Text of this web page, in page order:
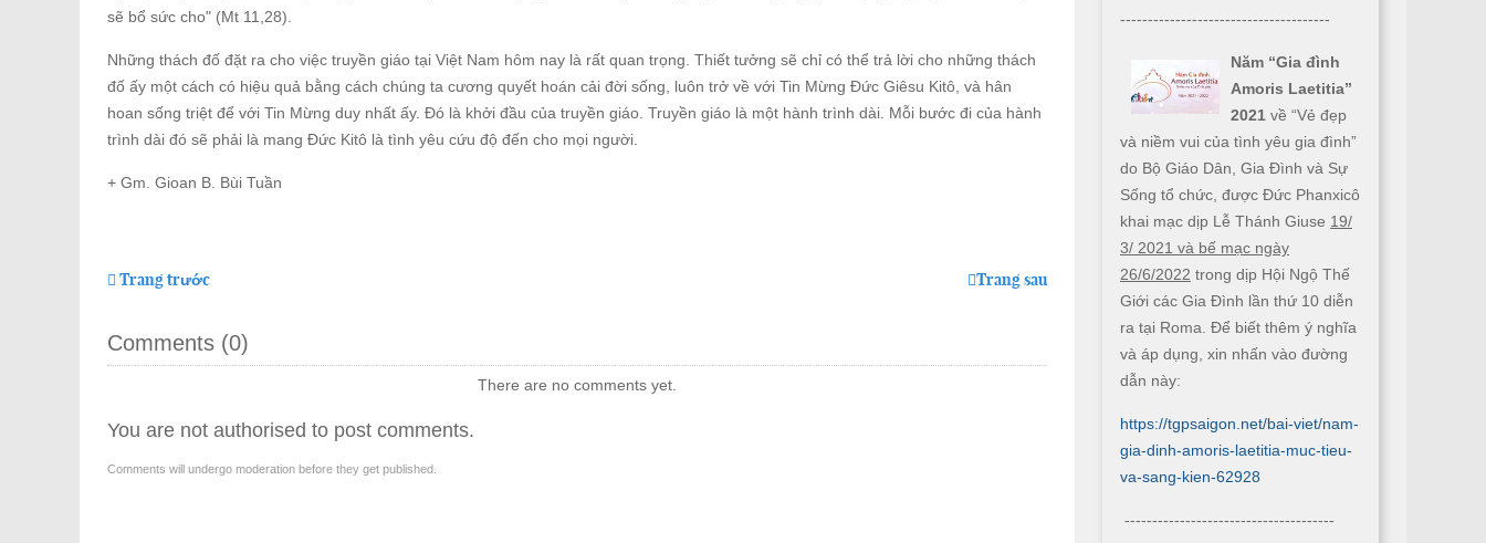
sẽ bổ sức cho" (Mt 11,28).
Những thách đố đặt ra cho việc truyền giáo tại Việt Nam hôm nay là rất quan trọng. Thiết tưởng sẽ chỉ có thể trả lời cho những thách
đố ấy một cách có hiệu quả bằng cách chúng ta cương quyết hoán cải đời sống, luôn trở về với Tin Mừng Đức Giêsu Kitô, và hân
hoan sống triệt để với Tin Mừng duy nhất ấy. Đó là khởi đầu của truyền giáo. Truyền giáo là một hành trình dài. Mỗi bước đi của hành
trình dài đó sẽ phải là mang Đức Kitô là tình yêu cứu độ đến cho mọi người.
+ Gm. Gioan B. Bùi Tuần
Trang trước Trang sau
Comments (0)
There are no comments yet.
You are not authorised to post comments.
Comments will undergo moderation before they get published.
--------------------------------------
Năm “Gia đình
Amoris Laetitia”
2021 về “Vẻ đẹp
và niềm vui của tình yêu gia đình”
do Bộ Giáo Dân, Gia Đình và Sự
Sống tổ chức, được Đức Phanxicô
khai mạc dịp Lễ Thánh Giuse 19/
3/ 2021 và bế mạc ngày
26/6/2022 trong dịp Hội Ngộ Thế
Giới các Gia Đình lần thứ 10 diễn
ra tại Roma. Để biết thêm ý nghĩa
và áp dụng, xin nhấn vào đường
dẫn này:
https://tgpsaigon.net/bai-viet/nam-
gia-dinh-amoris-laetitia-muc-tieu-
va-sang-kien-62928
--------------------------------------